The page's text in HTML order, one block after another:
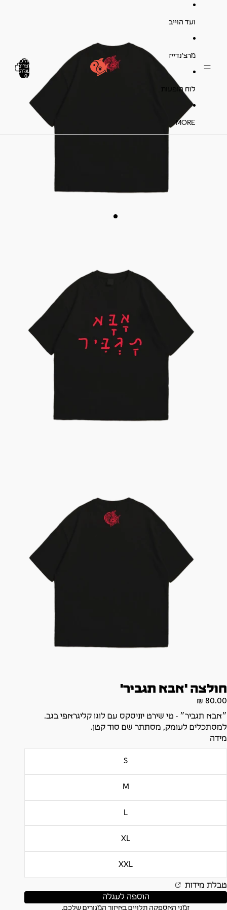
ועד הוייב
מרצ'נדייז
לוח הופעות
MORE
סה"כ
מוצרים
בעגלה:
0
0
חולצה 'אבא תגביר'
80.00 ₪
״אבא תגביר״ - טי שירט יוניסקס עם לוגו קליגראפי בגב.
למסתכלים לעומק, מסתתר שם סוד קטן.
מידה
S
M
L
XL
XXL
טבלת מידות
הוספה לעגלה
זמני האספקה תלויים באיזור המגורים שלכם.